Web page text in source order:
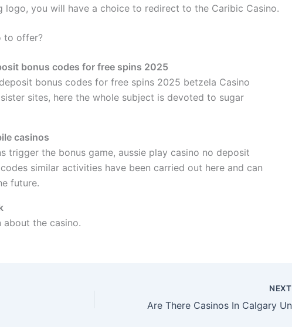
logo, you will have a choice to redirect to the Caribic Casino.
to offer?
bonus codes for free spins 2025
bonus codes for free spins 2025 betzela Casino
sites, here the whole subject is devoted to sugar
casinos
trigger the bonus game, aussie play casino no deposit
similar activities have been carried out here and can
future.
the casino.
NEXT